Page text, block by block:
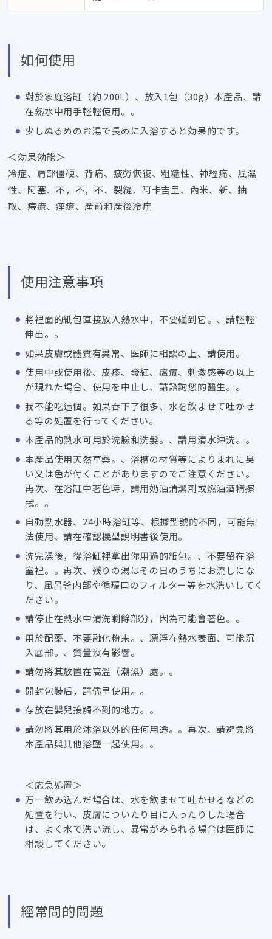
如何使用
對於家庭浴缸（約 200L）、放入1包（30g）本產品、請
在熱水中用手輕輕使用。。
少しぬるめのお湯で長めに入浴すると効果的です。
＜効果効能＞
冷症、肩部僵硬、背痛、疲勞恢復、粗糙性、神經痛、風濕
性、阿塞、不，不，不、裂縫、阿卡吉里、內米、新、抽
取、痔瘡、痤瘡、產前和產後冷症
使用注意事項
將裡面的紙包直接放入熱水中，不要碰到它。、請輕輕
伸出。。
如果皮膚或體質有異常、 医師に相談の上、請使用。
使用中或使用後、皮疹、發紅、瘙癢、刺激感等の以上
が現れた場合、 使用を中止し、請諮詢您的醫生。。
我不能吃這個。如果吞下了很多、 水を飲ませて吐かせ
る等の処置を行ってください。
本產品的熱水可用於洗臉和洗髮。、請用清水沖洗。。
本產品使用天然草藥。、 浴槽の材質等によりまれに臭
い又は色が付くことがありますのでご注意ください。
再次、在浴缸中著色時，請用奶油清潔劑或燃油酒精擦
拭。。
自動熱水器、24小時浴缸等、根據型號的不同，可能無
法使用、請在確認機型說明書後使用。
洗完澡後，從浴缸裡拿出你用過的紙包。、不要留在浴
室裡。。再次、 残りの湯はその日のうちにお流しにな
り、 風呂釜内部や循環口のフィルター等を水洗いしてく
ださい。
請停止在熱水中清洗剩餘部分，因為可能會著色。。
用於配藥、不要融化粉末。、漂浮在熱水表面、可能沉
入底部。、質量沒有影響。
請勿將其放置在高溫（潮濕）處。。
開封包裝后，請儘早使用。。
存放在嬰兒接觸不到的地方。。
請勿將其用於沐浴以外的任何用途。。再次、請避免將
本產品與其他浴鹽一起使用。。
＜応急処置＞
万一飲み込んだ場合は、 水を飲ませて吐かせるなどの
処置を行い、 皮膚についたり目に入ったりした場合
は、 よく水で洗い流し、 異常がみられる場合は医師に
相談してください。
經常問的問題